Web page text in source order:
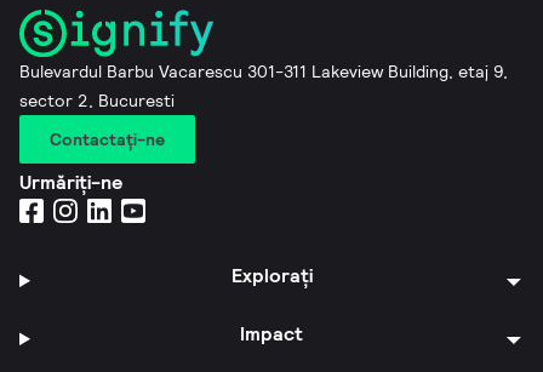
Bulevardul Barbu Vacarescu 301-311 Lakeview Building, etaj 9,
sector 2, Bucuresti
Contactaţi-ne
Urmăriți-ne
Explorați
Impact